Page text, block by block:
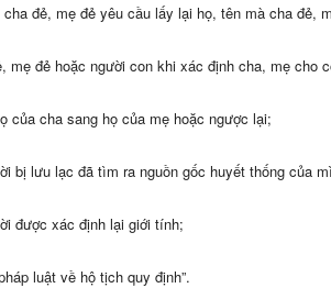
đẻ, mẹ đẻ yêu cầu lấy lại họ, tên mà cha đẻ,
mẹ đẻ hoặc người con khi xác định cha, mẹ cho
của cha sang họ của mẹ hoặc ngược lại;
bị lưu lạc đã tìm ra nguồn gốc huyết thống của
được xác định lại giới tính;
luật về hộ tịch quy định”.